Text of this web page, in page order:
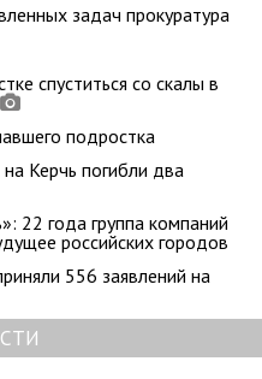
задач прокуратура
спуститься со скалы в
подростка
Керчь погибли два
22 года группа компаний
российских городов
556 заявлений на